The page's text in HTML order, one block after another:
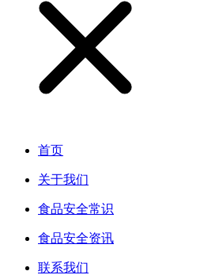
首页
关于我们
食品安全常识
食品安全资讯
联系我们